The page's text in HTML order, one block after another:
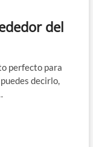
del
perfecto para
decirlo,